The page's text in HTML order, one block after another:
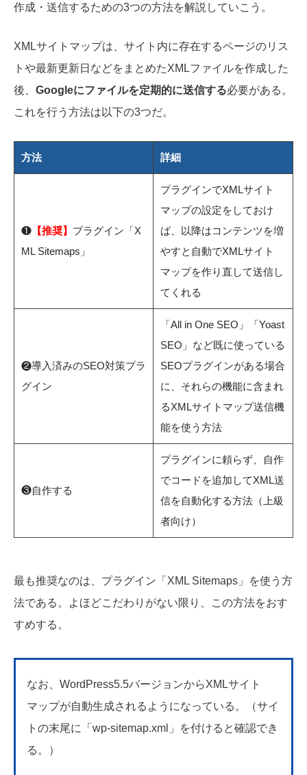
作成・送信するための3つの方法を解説していこう。
XMLサイトマップは、サイト内に存在するページのリス
トや最新更新日などをまとめたXMLファイルを作成した
後、 Googleにファイルを定期的に送信する必要がある。
これを行う方法は以下の3つだ。
方法 詳細
❶ 【推奨】 プラグイン「X
ML Sitemaps」
プラグインでXMLサイト
マップの設定をしておけ
ば、以降はコンテンツを増
やすと自動でXMLサイト
マップを作り直して送信し
てくれる
❷導入済みのSEO対策プラ
グイン
「All in One SEO」「Yoast
SEO」など既に使っている
SEOプラグインがある場合
に、それらの機能に含まれ
るXMLサイトマップ送信機
能を使う方法
❸自作する
プラグインに頼らず、自作
でコードを追加してXML送
信を自動化する方法（上級
者向け）
最も推奨なのは、プラグイン「XML Sitemaps」を使う方
法である。よほどこだわりがない限り、この方法をおす
すめする。
なお、WordPress5.5バージョンからXMLサイト
マップが自動生成されるようになっている。（サイ
トの末尾に「wp-sitemap.xml」を付けると確認でき
る。）